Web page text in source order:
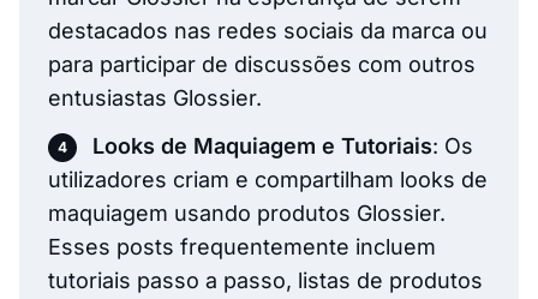
destacados nas redes sociais da marca ou
para participar de discussões com outros
entusiastas Glossier.
Looks de Maquiagem e Tutoriais: Os
utilizadores criam e compartilham looks de
maquiagem usando produtos Glossier.
Esses posts frequentemente incluem
tutoriais passo a passo, listas de produtos